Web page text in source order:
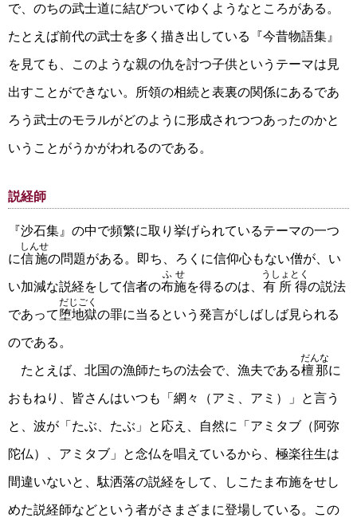
で、のちの武士道に結びついてゆくようなところがある。
たとえば前代の武士を多く描き出している『今昔物語集』
を見ても、このような親の仇を討つ子供というテーマは見
出すことができない。所領の相続と表裏の関係にあるであ
ろう武士のモラルがどのように形成されつつあったのかと
いうことがうかがわれるのである。
説経師
『沙石集』の中で頻繁に取り挙げられているテーマの一つ
に信施
しんせ
の問題がある。即ち、ろくに信仰心もない僧が、い
い加減な説経をして信者の布施
ふせ
を得るのは、 有所得
うしょとく
の説法
であって堕地獄
だじごく
の罪に当るという発言がしばしば見られる
のである。
たとえば、北国の漁師たちの法会で、漁夫である檀那
だんな
に
おもねり、皆さんはいつも「網々（アミ、アミ）」と言う
と、波が「たぶ、たぶ」と応え、自然に「アミタブ（阿弥
陀仏）、アミタブ」と念仏を唱えているから、極楽往生は
間違いないと、駄洒落の説経をして、しこたま布施をせし
めた説経師などという者がさまざまに登場している。この